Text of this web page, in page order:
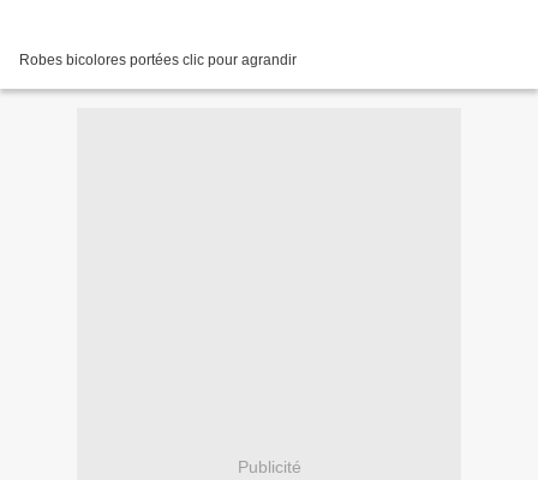
Robes bicolores portées clic pour agrandir
Publicité